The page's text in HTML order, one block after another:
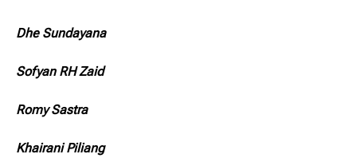
Dhe Sundayana
Sofyan RH Zaid
Romy Sastra
Khairani Piliang